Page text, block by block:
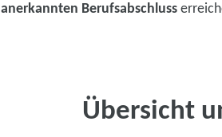
anerkannten Berufsabschluss
Übersicht